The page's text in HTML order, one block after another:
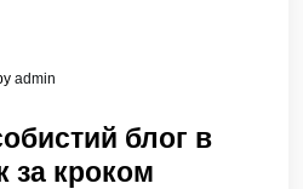
admin
блог в
за кроком